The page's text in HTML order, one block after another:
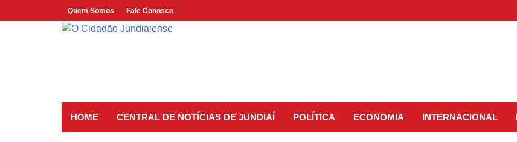
to
Quem Somos Fale Conosco
HOME CENTRAL DE NOTÍCIAS DE JUNDIAÍ POLÍTICA ECONOMIA INTERNACIONAL